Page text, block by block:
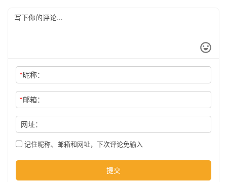
*昵称：
*邮箱：
网址：
记住昵称、邮箱和网址，下次评论免输入
提交